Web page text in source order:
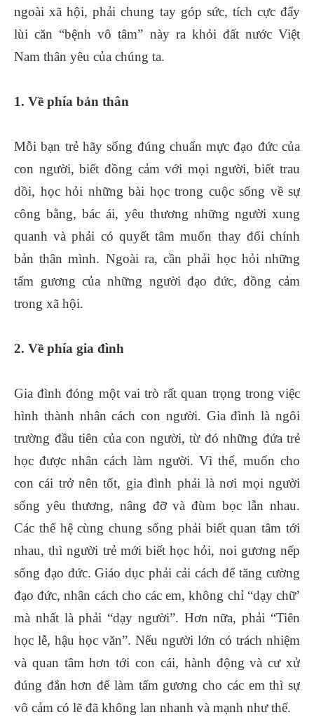
ngoài xã hội, phải chung tay góp sức, tích cực đẩy
lùi căn “bệnh vô tâm” này ra khỏi đất nước Việt
Nam thân yêu của chúng ta.
1. Về phía bản thân
Mỗi bạn trẻ hãy sống đúng chuẩn mực đạo đức của
con người, biết đồng cảm với mọi người, biết trau
dồi, học hỏi những bài học trong cuộc sống về sự
công bằng, bác ái, yêu thương những người xung
quanh và phải có quyết tâm muốn thay đổi chính
bản thân mình. Ngoài ra, cần phải học hỏi những
tấm gương của những người đạo đức, đồng cảm
trong xã hội.
2. Về phía gia đình
Gia đình đóng một vai trò rất quan trọng trong việc
hình thành nhân cách con người. Gia đình là ngôi
trường đầu tiên của con người, từ đó những đứa trẻ
học được nhân cách làm người. Vì thế, muốn cho
con cái trở nên tốt, gia đình phải là nơi mọi người
sống yêu thương, nâng đỡ và đùm bọc lẫn nhau.
Các thế hệ cùng chung sống phải biết quan tâm tới
nhau, thì người trẻ mới biết học hỏi, noi gương nếp
sống đạo đức. Giáo dục phải cải cách để tăng cường
đạo đức, nhân cách cho các em, không chỉ “dạy chữ’
mà nhất là phải “dạy người”. Hơn nữa, phải “Tiên
học lễ, hậu học văn”. Nếu người lớn có trách nhiệm
và quan tâm hơn tới con cái, hành động và cư xử
đúng đắn hơn để làm tấm gương cho các em thì sự
vô cảm có lẽ đã không lan nhanh và mạnh như thế.